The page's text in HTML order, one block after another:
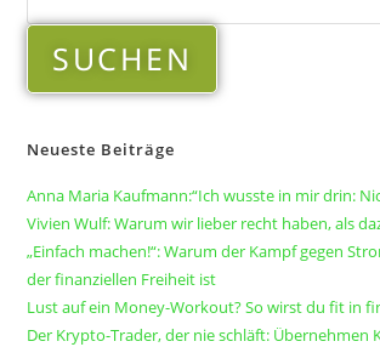
SUCHEN
Neueste Beiträge
Anna Maria Kaufmann:“Ich wusste in mir drin:
Vivien Wulf: Warum wir lieber recht haben, als
„Einfach machen!“: Warum der Kampf gegen
der finanziellen Freiheit ist
Lust auf ein Money-Workout? So wirst du fit in
Der Krypto-Trader, der nie schläft: Übernehmen